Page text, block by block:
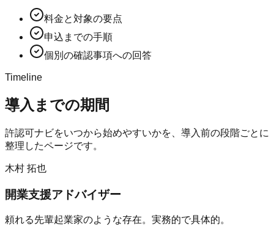
料金と対象の要点
申込までの手順
個別の確認事項への回答
Timeline
導入までの期間
許認可ナビをいつから始めやすいかを、導入前の段階ごとに
整理したページです。
木村 拓也
開業支援アドバイザー
頼れる先輩起業家のような存在。実務的で具体的。